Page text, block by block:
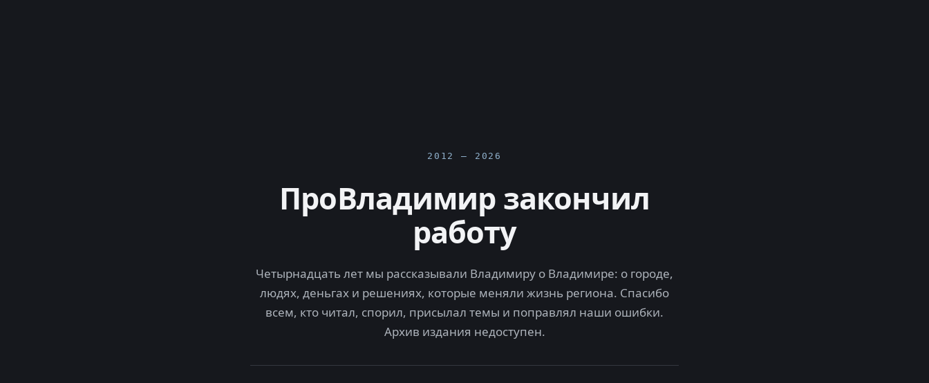
2012 — 2026
ПроВладимир закончил
работу
Четырнадцать лет мы рассказывали Владимиру о Владимире: о городе,
людях, деньгах и решениях, которые меняли жизнь региона. Спасибо
всем, кто читал, спорил, присылал темы и поправлял наши ошибки.
Архив издания недоступен.